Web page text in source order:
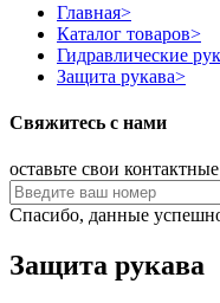
Главная>
Каталог товаров>
Гидравлические
Защита рукава>
Свяжитесь с нами
оставьте свои
Спасибо, данные
Защита рукава